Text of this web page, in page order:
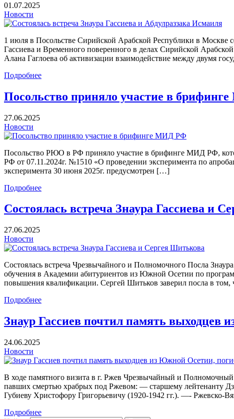
01.07.2025
Новости
1 июля в Посольстве Сирийской Арабской Республики в Москве
Гассиева и Временного поверенного в делах Сирийской
Алана Гаглоева об активизации взаимодействие между двумя
Подробнее
Посольство приняло участие в
27.06.2025
Новости
Посольство РЮО в РФ приняло участие в брифинге МИД РФ,
РФ от 07.11.2024г. №1510 «О проведении эксперимента по
эксперимента 30 июня 2025г. предусмотрен […]
Подробнее
Состоялась встреча Знаура Гассиева и
27.06.2025
Новости
Состоялась встреча Чрезвычайного и Полномочного Посла
обучения в Академии абитуриентов из Южной Осетии по
повышения квалификации. Сергей Шитьков заверил посла в
Подробнее
Знаур Гассиев почтил память
24.06.2025
Новости
В ходе памятного визита в г. Ржев Чрезвычайный и Полномочный
павших смертью храбрых под Ржевом: — старшему лейтенанту
Губиеву Христофору Григорьевичу (1920-1942 гг.). —- Ржевско-
Подробнее